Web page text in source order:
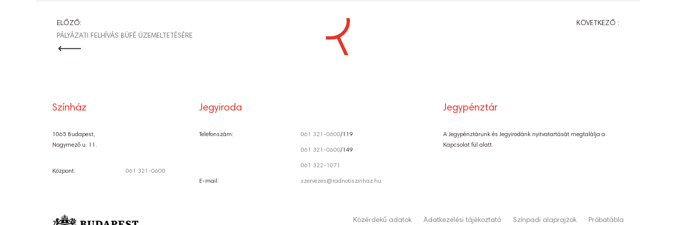
BEJEGYZÉS
ELŐZŐ:
PÁLYÁZATI FELHÍVÁS BÜFÉ ÜZEMELTETÉSÉRE
KÖVETKEZŐ :
Színház
1065 Budapest,
Nagymező u. 11.
Központ: 061 321-0600
Jegyiroda
Telefonszám: 061 321-0600/119
061 321-0600/149
061 322-1071
E-mail: szervezes@radnotiszinhaz.hu
Jegypénztár
A Jegypénztárunk és Jegyirodánk nyitvatartását megtalálja a
Kapcsolat fül alatt.
Közérdekű adatok Adatkezelési tájékoztató Színpadi alaprajzok Próbatábla